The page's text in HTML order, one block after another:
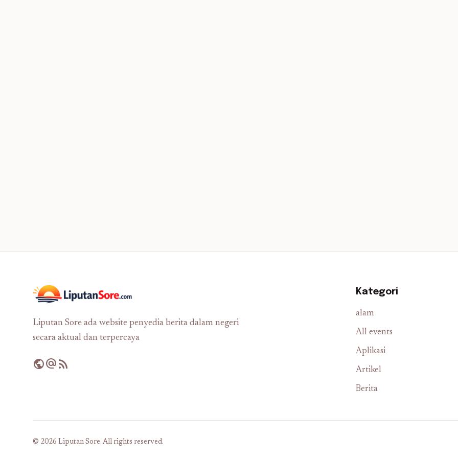
Liputan Sore ada website penyedia berita dalam negeri
secara aktual dan terpercaya
publicalternate_emailrss_feed
Kategori
alam
All events
Aplikasi
Artikel
Berita
© 2026 Liputan Sore. All rights reserved.